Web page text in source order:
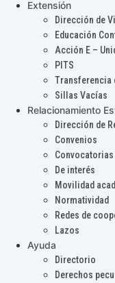
Extensión
Dirección de
Educación
Acción E –
PITS
Transferencia
Sillas Vacías
Relacionamiento
Dirección de
Convenios
De interés
Movilidad
Normatividad
Redes de
Lazos
Ayuda
Directorio
Derechos